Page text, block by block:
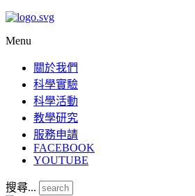
Menu
關於我們
科學實驗
科學活動
教學研究
服務申請
FACEBOOK
YOUTUBE
搜尋...